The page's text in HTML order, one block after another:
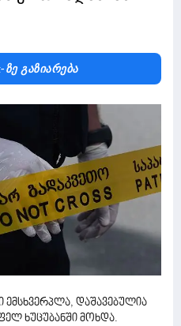
Ზე Გაზიარება
დაშავებულია
ხუცუბანში მოხდა.